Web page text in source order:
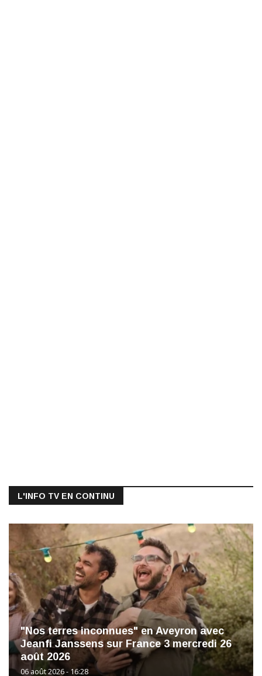
L'INFO TV EN CONTINU
"Nos terres inconnues" en Aveyron avec
Jeanfi Janssens sur France 3 mercredi 26
août 2026
06 août 2026 - 16:28